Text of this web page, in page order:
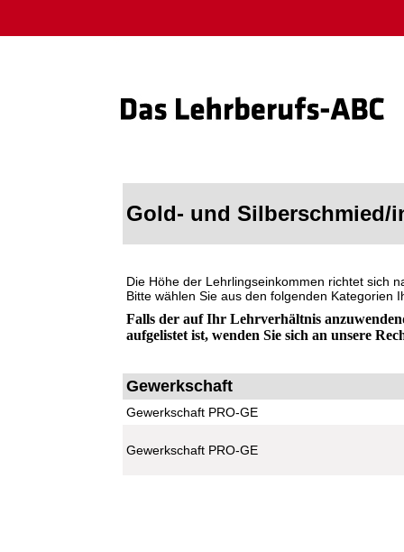
Gold- und Silberschmied/
Die Höhe der Lehrlingseinkommen richtet sich
Bitte wählen Sie aus den folgenden Kategorien
Falls der auf Ihr Lehrverhältnis
aufgelistet ist, wenden Sie sich an unsere
Gewerkschaft
Gewerkschaft PRO-GE
Gewerkschaft PRO-GE